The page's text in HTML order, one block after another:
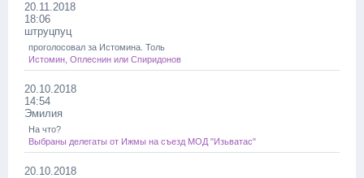
20.11.2018
18:06
штруцпуц
проголосовал за Истомина. Толь
Истомин, Оплеснин или Спиридонов
20.10.2018
14:54
Эмилия
На что?
Выбраны делегаты от Ижмы на съезд МОД "Изьватас"
20.10.2018